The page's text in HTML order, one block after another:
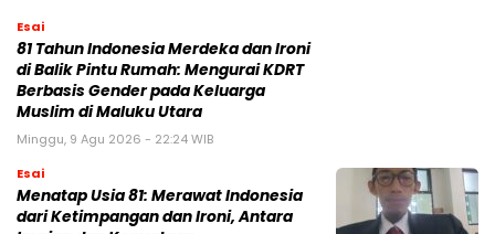
Esai
81 Tahun Indonesia Merdeka dan Ironi
di Balik Pintu Rumah: Mengurai KDRT
Berbasis Gender pada Keluarga
Muslim di Maluku Utara
Minggu, 9 Agu 2026 - 22:24 WIB
Esai
Menatap Usia 81: Merawat Indonesia
dari Ketimpangan dan Ironi, Antara